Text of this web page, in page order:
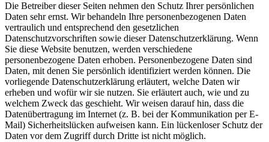
Die Betreiber dieser Seiten nehmen den Schutz Ihrer persönlichen
Daten sehr ernst. Wir behandeln Ihre personenbezogenen Daten
vertraulich und entsprechend den gesetzlichen
Datenschutzvorschriften sowie dieser Datenschutzerklärung. Wenn
Sie diese Website benutzen, werden verschiedene
personenbezogene Daten erhoben. Personenbezogene Daten sind
Daten, mit denen Sie persönlich identifiziert werden können. Die
vorliegende Datenschutzerklärung erläutert, welche Daten wir
erheben und wofür wir sie nutzen. Sie erläutert auch, wie und zu
welchem Zweck das geschieht. Wir weisen darauf hin, dass die
Datenübertragung im Internet (z. B. bei der Kommunikation per E-
Mail) Sicherheitslücken aufweisen kann. Ein lückenloser Schutz der
Daten vor dem Zugriff durch Dritte ist nicht möglich.